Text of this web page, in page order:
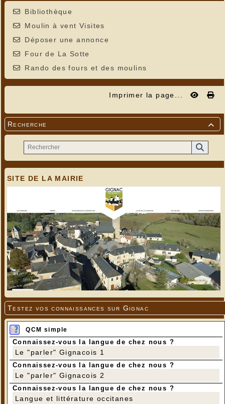
Bibliothèque
Moulin à vent Visites
Déposer une annonce
Four de La Sotte
Rando des fours et des moulins
Imprimer la page...

Recherche
SITE DE LA MAIRIE
Testez vos connaissances sur Gignac
QCM simple
Connaissez-vous la langue de chez nous ?
Le "parler" Gignacois 1
Connaissez-vous la langue de chez nous ?
Le "parler" Gignacois 2
Connaissez-vous la langue de chez nous ?
Langue et littérature occitanes